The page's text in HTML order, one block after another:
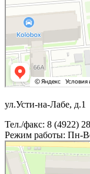
ул.Усти-на-Лабе, д.1
Тел./факс: 8 (4922)
Режим работы: Пн-